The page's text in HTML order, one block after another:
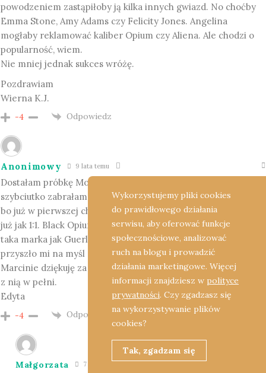
powodzeniem zastąpiłoby ją kilka innych gwiazd. No choćby
Emma Stone, Amy Adams czy Felicity Jones. Angelina
mogłaby reklamować kaliber Opium czy Aliena. Ale chodzi o
popularność, wiem.
Nie mniej jednak sukces wróżę.
Pozdrawiam
Wierna K.J.
-4 Odpowiedz
Anonimowy 9 lata temu
Dostałam próbkę Mon pocztą od Sephory. Ucieszyłam się,
szybciutko zabrałam się do testowania i szybciutko czar prysł
bo już w pierwszej chwili zapachniało Black Opium, potem to
już jak 1:1. Black Opium nie taki zły ale nie spodziewałam się, że
taka marka jak Guerlain pozwoli sobie na taki replay. Od razu
przyszło mi na myśl co przeczytam na Nez de Lux 😉
Marcinie dziękuję za rzetelną i szczerą recenzję. Zgadzam się
z nią w pełni.
Edyta
-4 Odpowiedz
Małgorzata 7 miesiące temu
Wykorzystujemy pliki cookies
do prawidłowego działania
serwisu, aby oferować funkcje
społecznościowe, analizować
ruch na blogu i prowadzić
działania marketingowe. Więcej
informacji znajdziesz w polityce
prywatności. Czy zgadzasz się
na wykorzystywanie plików
cookies?
Tak, zgadzam się